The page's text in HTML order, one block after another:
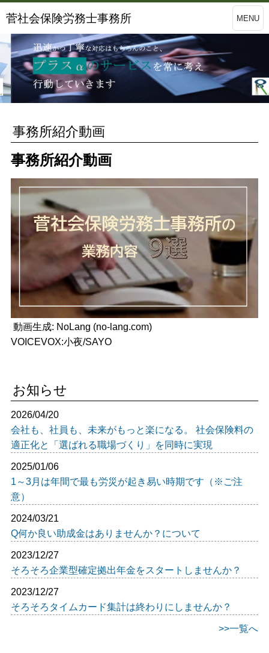
菅社会保険労務士事務所 MENU
事務所紹介動画
事務所紹介動画
動画生成: NoLang (no-lang.com)
VOICEVOX:小夜/SAYO
お知らせ
2026/04/20
会社も、社員も、未来がもっと楽になる。 社会保険料の
適正化と「選ばれる職場づくり」を同時に実現
2025/01/06
1～3月は年間で最も労災が起き易い時期です（※ご注
意）
2024/03/21
Q何か良い助成金はありませんか？について
2023/12/27
そろそろ企業型確定拠出年金をスタートしませんか？
2023/12/27
そろそろタイムカード集計は終わりにしませんか？
>>一覧へ